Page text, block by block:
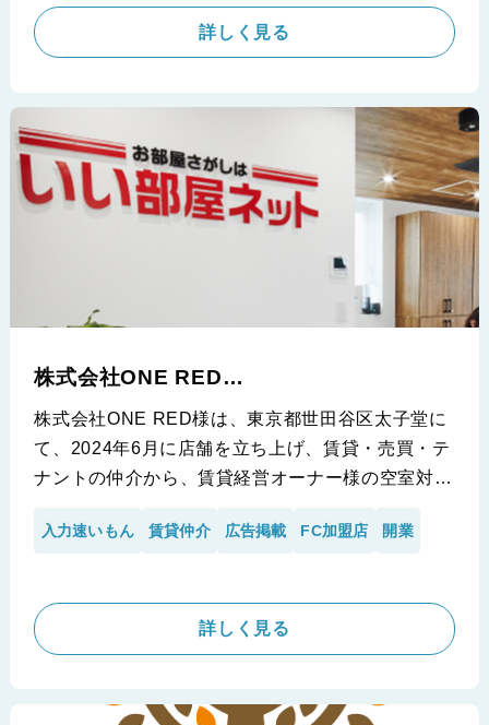
た。
詳しく見る
株式会社ONE RED
(いい部屋ネット 三軒茶屋店)
株式会社ONE RED様は、東京都世田谷区太子堂に
て、2024年6月に店舗を立ち上げ、賃貸・売買・テ
ナントの仲介から、賃貸経営オーナー様の空室対策
株式会社ONE RED様には、2024年12月にiimonの
たが、ベテランの従業員様が利用しても、物件登録
時の入力業務の時間が約1/3なったという嬉しいお
ーを実施させて頂きました。開業間も無く時間がな
入力速いもん 賃貸仲介 広告掲載 FC加盟店 開業
詳しく見る